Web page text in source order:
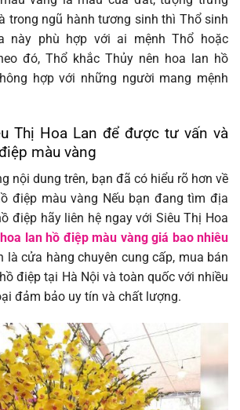
trong ngũ hành tương sinh thì Thổ sinh
này phù hợp với ai mệnh Thổ hoặc
đó, Thổ khắc Thủy nên hoa lan hồ
hợp với những người mang mệnh
Thị Hoa Lan để được tư vấn và
màu vàng
nội dung trên, bạn đã có hiểu rõ hơn về
điệp màu vàng Nếu bạn đang tìm địa
điệp hãy liên hệ ngay với Siêu Thị Hoa
hoa lan hồ điệp màu vàng giá bao nhiêu
là cửa hàng chuyên cung cấp, mua bán
điệp tại Hà Nội và toàn quốc với nhiều
đảm bảo uy tín và chất lượng.